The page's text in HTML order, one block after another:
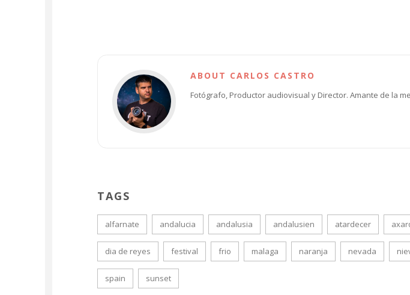
ABOUT CARLOS CASTRO
Fotógrafo, Productor audiovisual y Director. Amante de la
TAGS
alfarnate andalucia andalusia andalusien atardecer
dia de reyes festival frio malaga naranja nevada
spain sunset